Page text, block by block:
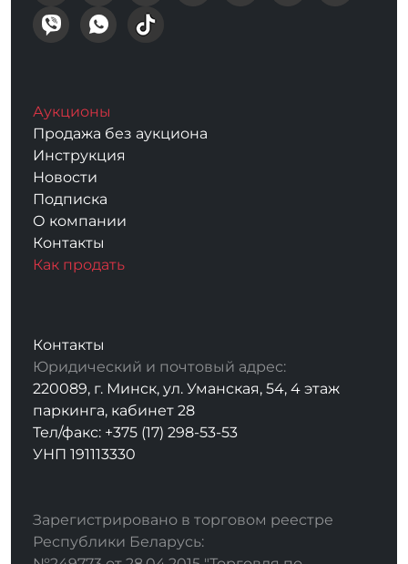
Аукционы
Продажа без аукциона
Инструкция
Новости
Подписка
О компании
Контакты
Как продать
Контакты
Юридический и почтовый адрес:
220089, г. Минск, ул. Уманская, 54, 4 этаж
паркинга, кабинет 28
Тел/факс: +375 (17) 298-53-53
УНП 191113330
Зарегистрировано в торговом реестре
Республики Беларусь: